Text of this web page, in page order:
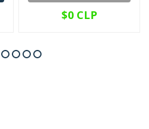
$0 CLP